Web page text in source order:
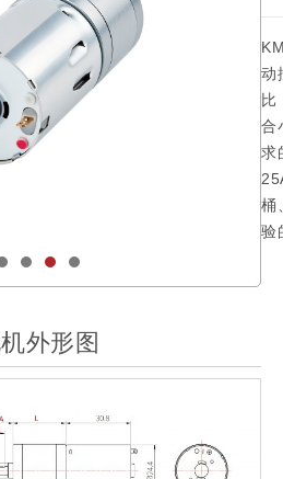
动
比
合
求
桶
验
外形图